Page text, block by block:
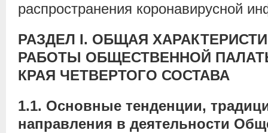
распространения коронавирусной
РАЗДЕЛ I. ОБЩАЯ
РАБОТЫ ОБЩЕСТВЕННОЙ
КРАЯ ЧЕТВЕРТОГО СОСТАВА
1.1. Основные тенденции,
направления в деятельности